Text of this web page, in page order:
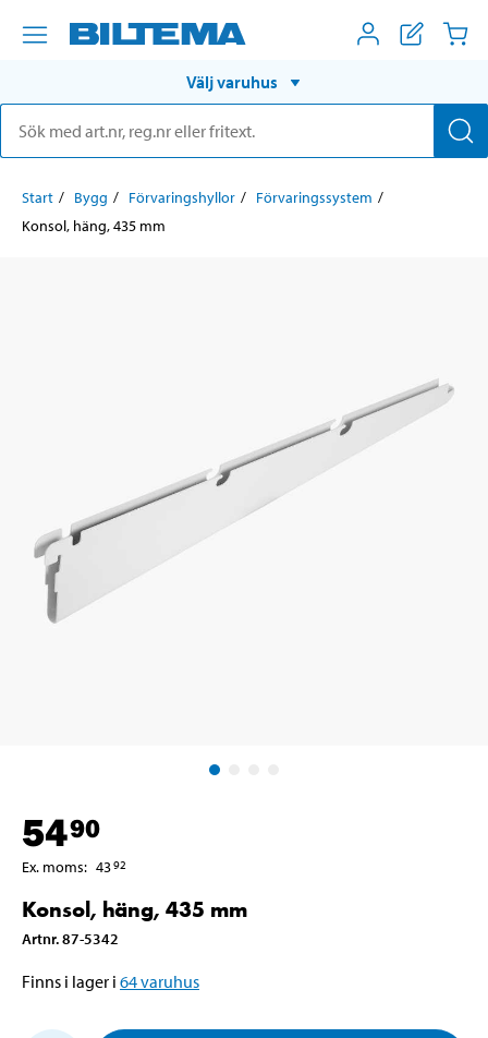
Välj varuhus
Start Bygg Förvaringshyllor
Förvaringssystem
Konsol, häng, 435 mm
5490
Ex. moms: 4392
Konsol, häng, 435 mm
Artnr.87-5342
Finns i lager i 64varuhus